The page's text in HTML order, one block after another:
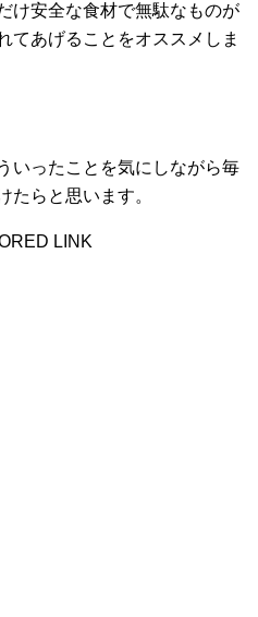
け安全な食材で無駄なものが
てあげることをオススメしま
いったことを気にしながら毎
たらと思います。
LINK